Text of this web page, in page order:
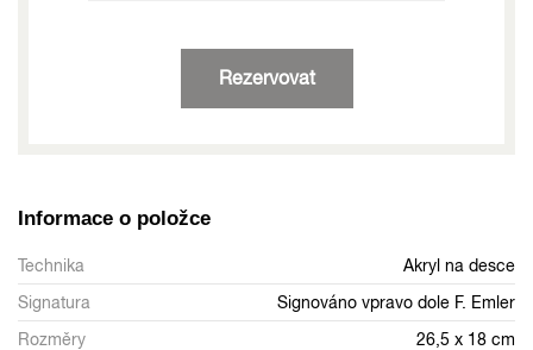
Rezervovat
Informace o položce
Technika
Akryl na desce
Signatura
Signováno vpravo dole F. Emler
Rozměry
26,5 x 18 cm